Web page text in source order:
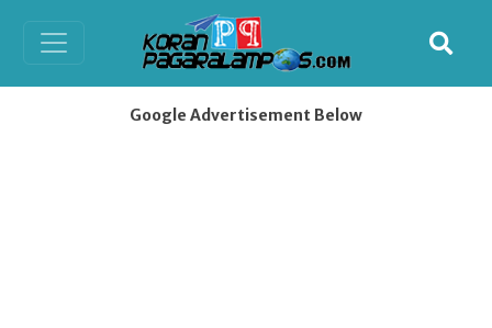
Google Advertisement Below